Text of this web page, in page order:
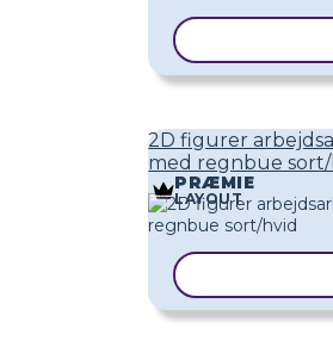
2D figurer
med regnbue sort/
PRÆMIE
LAYOUT